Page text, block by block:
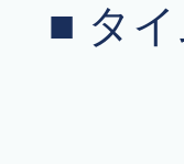
■ タ